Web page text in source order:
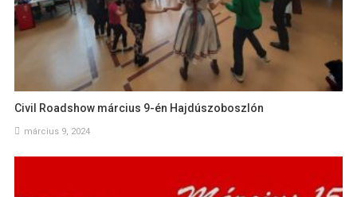
Civil Roadshow március 9-én Hajdúszoboszlón
március 9, 2024